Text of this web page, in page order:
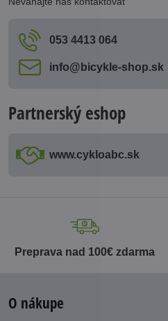
053 4413 064
info​@bicykle-shop​.sk
Partnerský eshop
www​.cykloabc​.sk
Preprava nad 100€ zdarma
O nákupe